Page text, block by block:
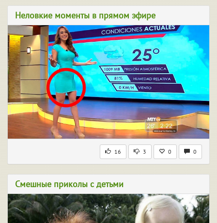
Неловкие моменты в прямом эфире
16 3 0 0
Смешные приколы с детьми